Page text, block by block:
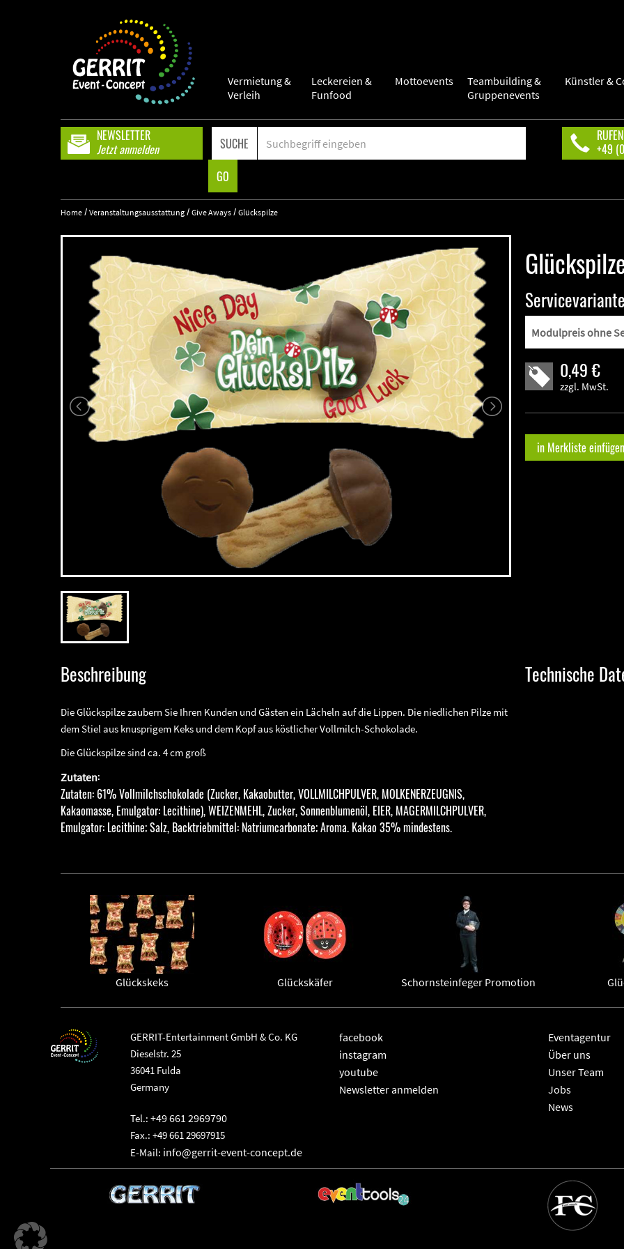
Vermietung &
Verleih
Leckereien &
Funfood
Mottoevents
Teambuilding &
Gruppenevents
Künstler &
NEWSLETTER
Jetzt anmelden
SUCHE
GO
+49
Home / Veranstaltungsausstattung / Give Aways / Glückspilze
0,49 €
zzgl. MwSt.
in Merkliste einfügen
Beschreibung
Die Glückspilze zaubern Sie Ihren Kunden und Gästen ein Lächeln auf die Lippen. Die niedlichen Pilze mit
dem Stiel aus knusprigem Keks und dem Kopf aus köstlicher Vollmilch-Schokolade.
Die Glückspilze sind ca. 4 cm groß
Zutaten:
Zutaten: 61% Vollmilchschokolade (Zucker, Kakaobutter, VOLLMILCHPULVER, MOLKENERZEUGNIS,
Kakaomasse, Emulgator: Lecithine), WEIZENMEHL, Zucker, Sonnenblumenöl, EIER, MAGERMILCHPULVER,
Emulgator: Lecithine; Salz, Backtriebmittel: Natriumcarbonate; Aroma. Kakao 35% mindestens.
Technische
Glückskeks Glückskäfer Schornsteinfeger Promotion
GERRIT-Entertainment GmbH & Co. KG
Dieselstr. 25
36041 Fulda
Germany
Tel.: +49 661 2969790
Fax.: +49 661 29697915
E-Mail: info@gerrit-event-concept.de
facebook
instagram
youtube
Newsletter anmelden
Eventagentur
Über uns
Unser Team
Jobs
News